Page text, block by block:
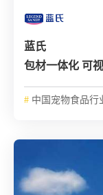
蓝氏
包材一体化 可
# 中国宠物食品行